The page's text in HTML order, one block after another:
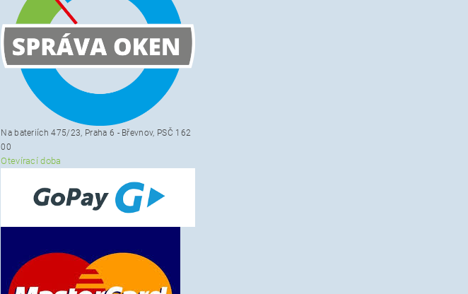
Na bateriích 475/23, Praha 6 - Břevnov, PSČ 162
00
Otevírací doba